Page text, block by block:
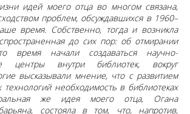
идей моего отца во многом связана,
проблем, обсуждавшихся в 1960–
время. Собственно, тогда и возникла
до сих пор: об отмирании
время начали создаваться научно-
центры внутри библиотек, вокруг
высказывали мнение, что с развитием
необходимость в библиотеках
же идея моего отца, Огана
состояла в том, что, напротив,